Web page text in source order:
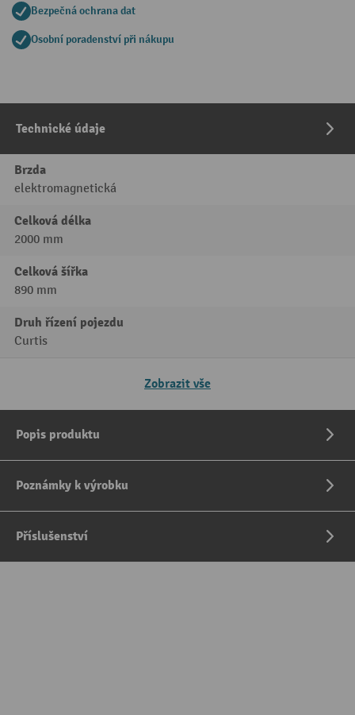
Bezpečná ochrana dat
Osobní poradenství při nákupu
Technické údaje
Brzda
elektromagnetická
Celková délka
2000 mm
Celková šířka
890 mm
Druh řízení pojezdu
Curtis
Zobrazit vše
Popis produktu
Poznámky k výrobku
Příslušenství